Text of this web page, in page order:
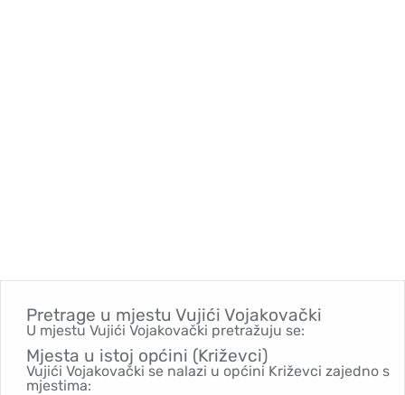
Pretrage u mjestu Vujići Vojakovački
U mjestu Vujići Vojakovački pretražuju se:
Mjesta u istoj općini (Križevci)
Vujići Vojakovački se nalazi u općini Križevci zajedno s
mjestima: